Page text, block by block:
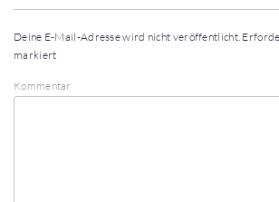
Deine E-Mail-Adresse wird nicht veröffentlicht.
markiert
Kommentar